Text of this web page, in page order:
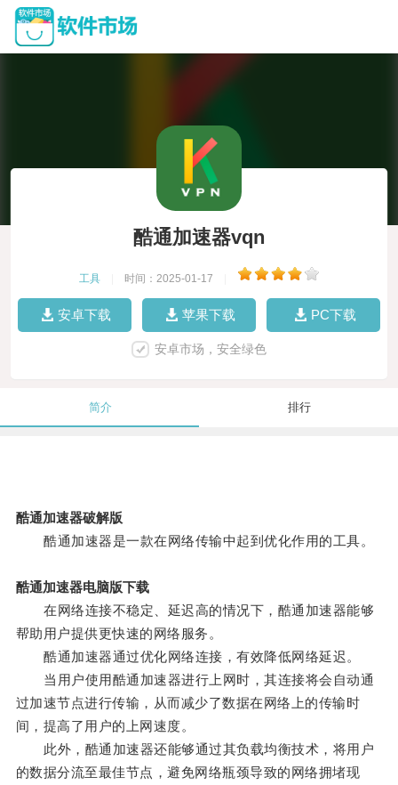
酷通加速器vqn
工具 时间：2025-01-17
安卓下载 苹果下载 PC下载
安卓市场，安全绿色
简介 排行
酷通加速器破解版
酷通加速器是一款在网络传输中起到优化作用的工具。
酷通加速器电脑版下载
在网络连接不稳定、延迟高的情况下，酷通加速器能够
帮助用户提供更快速的网络服务。
酷通加速器通过优化网络连接，有效降低网络延迟。
当用户使用酷通加速器进行上网时，其连接将会自动通
过加速节点进行传输，从而减少了数据在网络上的传输时
间，提高了用户的上网速度。
此外，酷通加速器还能够通过其负载均衡技术，将用户
的数据分流至最佳节点，避免网络瓶颈导致的网络拥堵现